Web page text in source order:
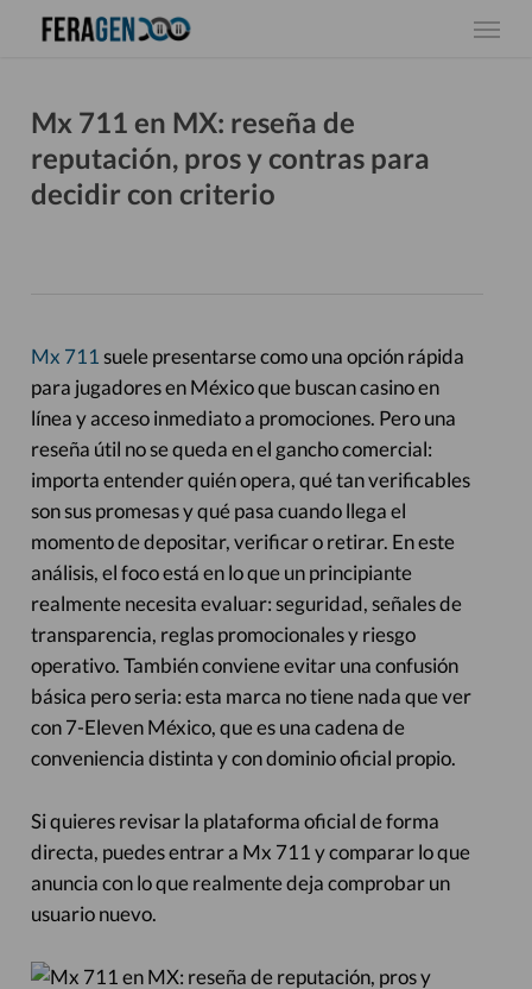
content
Menu
Mx 711 en MX: reseña de
reputación, pros y contras para
decidir con criterio
Mx 711 suele presentarse como una opción rápida
para jugadores en México que buscan casino en
línea y acceso inmediato a promociones. Pero una
reseña útil no se queda en el gancho comercial:
importa entender quién opera, qué tan verificables
son sus promesas y qué pasa cuando llega el
momento de depositar, verificar o retirar. En este
análisis, el foco está en lo que un principiante
realmente necesita evaluar: seguridad, señales de
transparencia, reglas promocionales y riesgo
operativo. También conviene evitar una confusión
básica pero seria: esta marca no tiene nada que ver
con 7-Eleven México, que es una cadena de
conveniencia distinta y con dominio oficial propio.
Si quieres revisar la plataforma oficial de forma
directa, puedes entrar a Mx 711 y comparar lo que
anuncia con lo que realmente deja comprobar un
usuario nuevo.